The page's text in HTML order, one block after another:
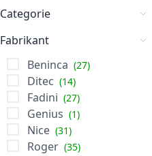
Categorie
Fabrikant
Beninca
27
Ditec 14
Fadini 27
Genius 1
Nice 31
Roger 35